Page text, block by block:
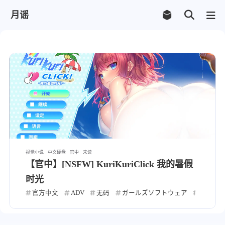
月谣
视觉小说 中文硬盘 官中 未读
【官中】[NSFW] KuriKuriClick 我的暑假
时光
官方中文 ADV 无码 ガールズソフトウェア